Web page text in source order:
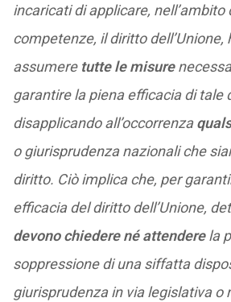
incaricati di applicare,
competenze, il diritto dell’Unione,
assumere tutte le misure
garantire la piena efficacia di tale
disapplicando all’occorrenza
o giurisprudenza nazionali che
diritto. Ciò implica che, per
efficacia del diritto dell’Unione,
devono chiedere né attenderela
soppressione di una siffatta
giurisprudenza in via legislativa o